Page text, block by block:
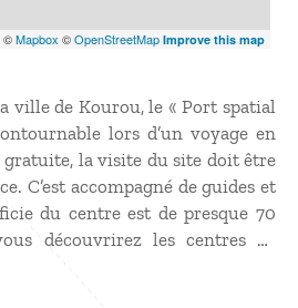
©Mapbox ©OpenStreetMap Improve this map
ville de Kourou, le « Port spatial
lors d’un voyage en
la visite du site doit être
C’est accompagné de guides et
du centre est de presque 70
découvrirez les centres de
d'Ariane 5, de Soyouz